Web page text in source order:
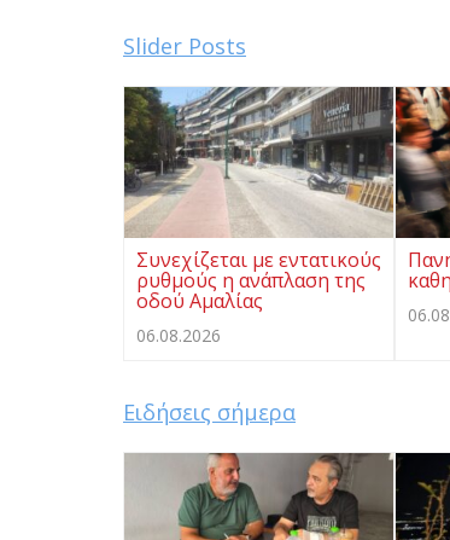
Slider Posts
Συνεχίζεται με εντατικούς
ρυθμούς η ανάπλαση της
οδού Αμαλίας
06.08.2026
Ειδήσεις σήμερα